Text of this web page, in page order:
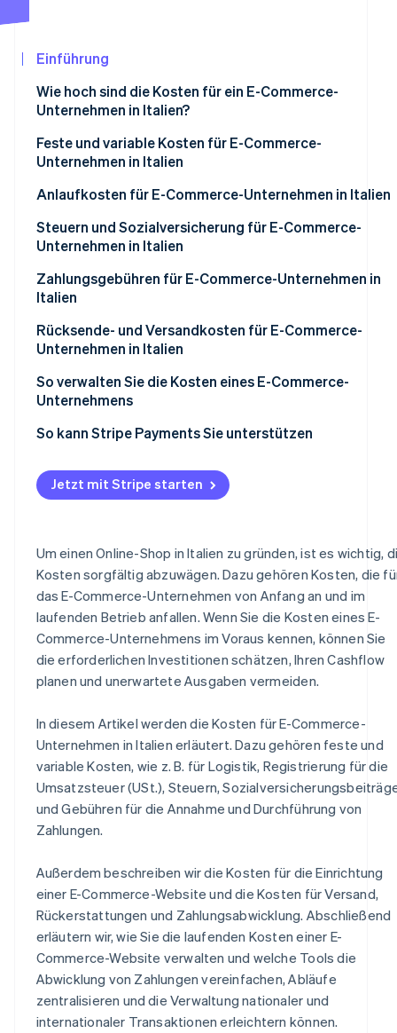
CO₂-Entnahme
Identity
Online-Identitätsprüfung
Stripe-Sessions 2026
Erfahren Sie, wie Stripe Lösungen für die
Jetzt ansehen
Einführung
Wie hoch sind die Kosten für ein E-Commerce-
Unternehmen in Italien?
Feste und variable Kosten für E-Commerce-
Unternehmen in Italien
Feste Kosten
Variable Kosten
Anlaufkosten für E-Commerce-Unternehmen in Italien
Verwaltungskosten
Produkt- und anfängliche Logistikkosten
Marketingkosten für den Start
Wie viel kostet die Gründung eines E-Commerce-
Unternehmens?
Steuern und Sozialversicherung für E-Commerce-
Unternehmen in Italien
Steuersystem
INPS-Sozialversicherungsbeiträge
Welche Steuer-Anforderungen gelten für E-
Zahlungsgebühren für E-Commerce-Unternehmen in
Italien
Rücksende- und Versandkosten für E-Commerce-
Unternehmen in Italien
So verwalten Sie die Kosten eines E-Commerce-
Unternehmens
So kann Stripe Payments Sie unterstützen
Jetzt mit Stripe starten
Um einen Online-Shop in Italien zu gründen, ist es wichtig,
Kosten sorgfältig abzuwägen. Dazu gehören Kosten, die
das E-Commerce-Unternehmen von Anfang an und im
laufenden Betrieb anfallen. Wenn Sie die Kosten eines E-
Commerce-Unternehmens im Voraus kennen, können Sie
die erforderlichen Investitionen schätzen, Ihren Cashflow
planen und unerwartete Ausgaben vermeiden.
In diesem Artikel werden die Kosten für E-Commerce-
Unternehmen in Italien erläutert. Dazu gehören feste und
variable Kosten, wie z. B. für Logistik, Registrierung für die
Umsatzsteuer (USt.), Steuern,
und Gebühren für die Annahme und Durchführung von
Zahlungen.
Außerdem beschreiben wir die Kosten für die Einrichtung
einer E-Commerce-Website und die Kosten für Versand,
Rückerstattungen und Zahlungsabwicklung. Abschließend
erläutern wir, wie Sie die laufenden Kosten einer E-
Commerce-Website verwalten und welche Tools die
Abwicklung von Zahlungen vereinfachen, Abläufe
zentralisieren und die Verwaltung nationaler und
internationaler Transaktionen erleichtern können.